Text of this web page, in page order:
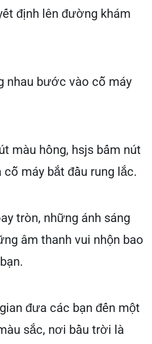
định lên đường khám
nhau bước vào cỗ máy
màu hồng, hsjs bấm nút
cỗ máy bắt đầu rung lắc.
tròn, những ánh sáng
âm thanh vui nhộn bao
đưa các bạn đến một
sắc, nơi bầu trời là